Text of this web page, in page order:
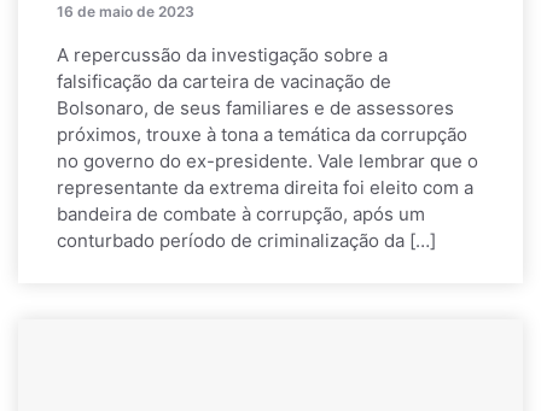
16 de maio de 2023
A repercussão da investigação sobre a
falsificação da carteira de vacinação de
Bolsonaro, de seus familiares e de assessores
próximos, trouxe à tona a temática da corrupção
no governo do ex-presidente. Vale lembrar que o
representante da extrema direita foi eleito com a
bandeira de combate à corrupção, após um
conturbado período de criminalização da […]